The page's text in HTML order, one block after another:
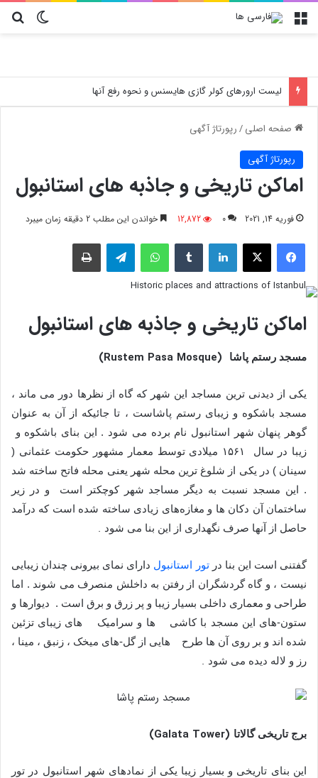
تغییر منو
لیست ارورهای کولر گازی هایسنس و نحوه رفع آنها
صفحه اصلی/رپورتاژ آگهی
رپورتاژ آگهی
اماکن تاریخی و جاذبه های استانبول
فوریه 14, 2021 0
12,872 خواندن این مطلب 2 دقیقه زمان میبرد
فیسبوک لینکدین واتس آپ
اماکن تاریخی و جاذبه های استانبول
مسجد رستم پاشا (Rustem Pasa Mosque)
یکی از دیدنی ترین مساجد این شهر که گاه از نظرها دور می ماند ،
مسجد باشکوه و زیبای رستم پاشاست ، تا جائیکه از آن به عنوان
گوهر پنهان شهر استانبول نام برده می شود . این بنای باشکوه و
زیبا در سال ۱۵۶۱ میلادی توسط معمار مشهور حکومت عثمانی (
سینان ) در یکی از شلوغ ترین محله شهر یعنی محله فاتح ساخته شد
. این مسجد نسبت به دیگر مساجد شهر کوچکتر است و در زیر
ساختمان آن دکان ها و مغازه‌های زیادی ساخته شده است که درآمد
حاصل از آنها صرف نگهداری از این بنا می شود .
گفتنی است این بنا درتور استانبول دارای نمای بیرونی چندان زیبایی
نیست ، و گاه گردشگران از رفتن به داخلش منصرف می شوند . اما
طراحی و معماری داخلی بسیار زیبا و پر زرق و برق است . دیوارها و
ستون-های این مسجد با کاشی ها و سرامیک های زیبای تزئین
شده اند و بر روی آن ها طرح هایی از گل-های میخک ، زنبق ، مینا ،
رز و لاله دیده می شود .
برج تاریخی گالاتا (Galata Tower)
این بنای تاریخی و بسیار زیبا یکی از نمادهای شهر استانبول در تور